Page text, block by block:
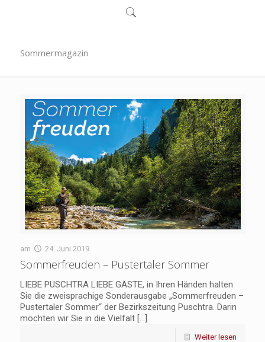
Sommermagazin
am 24. Juni 2019
Sommerfreuden – Pustertaler Sommer
LIEBE PUSCHTRA LIEBE GÄSTE, in Ihren Händen halten
Sie die zweisprachige Sonderausgabe „Sommerfreuden –
Pustertaler Sommer“ der Bezirkszeitung Puschtra. Darin
möchten wir Sie in die Vielfalt[…]
Weiter lesen